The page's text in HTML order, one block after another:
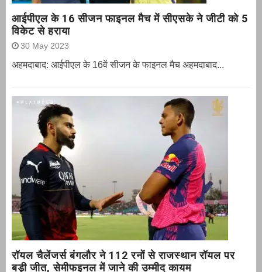
आईपीएल के 16 सीजन फाइनल मैच में सीएसके ने जीटी को 5
विकेट से हराया
30 May 2023
अहमदाबाद: आईपीएल के 16वें सीजन के फाइनल मैच अहमदाबाद...
रॉयल चैलेंजर्स बंगलौर ने 112 रनों से राजस्थान रॉयल पर
बड़ी जीत, सेमीफइनल में जाने की उम्मीद कायम